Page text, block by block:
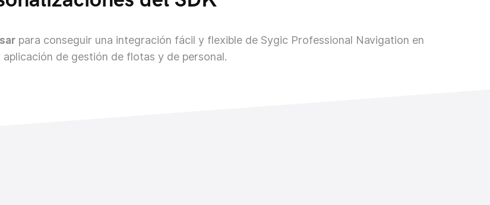
para conseguir una integración fácil y flexible de Sygic Professional Navigation en
aplicación de gestión de flotas y de personal.